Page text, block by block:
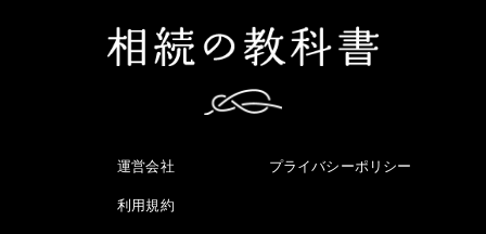
運営会社 プライバシーポリシー
利用規約